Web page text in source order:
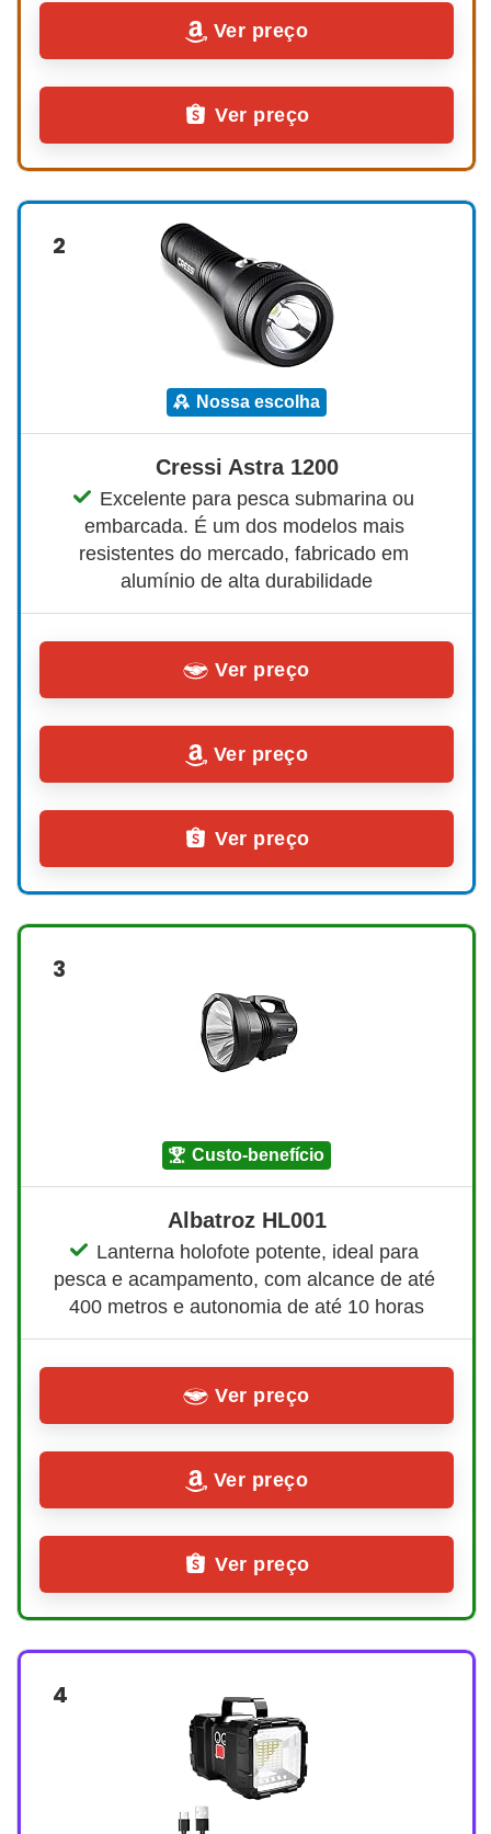
Ver preço
Ver preço
2
nossa escolha
Cressi Astra 1200
Excelente para pesca submarina ou
embarcada. É um dos modelos mais
resistentes do mercado, fabricado em
alumínio de alta durabilidade
Ver preço
Ver preço
Ver preço
3
custo-benefício
Albatroz HL001
Lanterna holofote potente, ideal para
pesca e acampamento, com alcance de até
400 metros e autonomia de até 10 horas
Ver preço
Ver preço
Ver preço
4